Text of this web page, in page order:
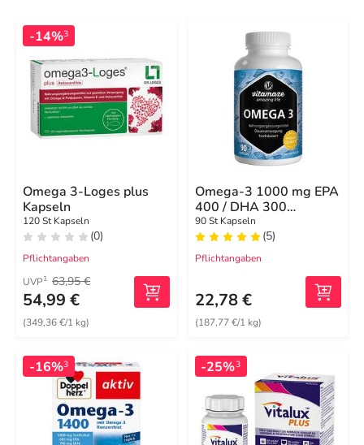
-14%3
Omega 3-Loges plus
Kapseln
120 St Kapseln
(0)
Pflichtangaben
UVP1 63,95 €
54,99 €
(349,36 €/1 kg)
Omega-3 1000 mg EPA
400 / DHA 300
hochdosiert Kapseln
90 St Kapseln
(5)
Pflichtangaben
22,78 €
(187,77 €/1 kg)
-16%3 -25%3